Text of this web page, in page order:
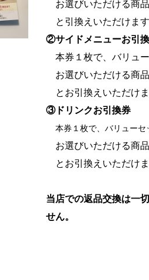
お選びいただける商
と引換えいただけます
②サイドメニューお引
本券１枚で、バリュ
お選びいただける商
とお引換えいただけま
③ドリンクお引換券
本券１枚で、バリューセ
お選びいただける商
とお引換えいただけま
当店での返品交換は一
せん。